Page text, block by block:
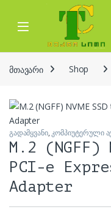
Skip to navigation
Skip to content
Open
მთავარი Shop
გადამყვანი,კომპიუტერული
M.2 (NGFF)
PCI-e
Adapter